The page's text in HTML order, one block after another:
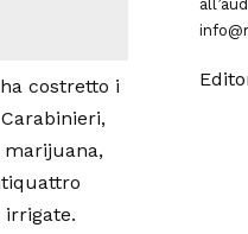
costretto i
marijuana,